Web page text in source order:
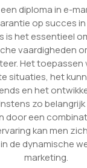
diploma in e-
op succes in
is het essentieel
vaardigheden
Het
situaties, het
en het
zo
door een
kan men
de dynamische
marketing.